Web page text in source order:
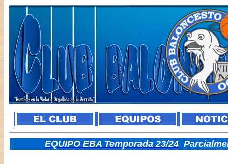
EQUIPO EBA Temporada 23/24